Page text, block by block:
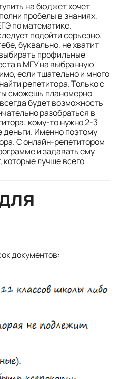
на бюджет хочет
пробелы в знаниях,
по математике.
подойти серьезно.
буквально, не хватит
профильные
в МГУ на выбранную
если тщательно и много
репетитора. Только с
сможешь планомерно
будет возможность
разобраться в
кому-то нужно 2-3
деньги. Именно поэтому
С онлайн-репетитором
и задавать ему
лучше всего
документов: